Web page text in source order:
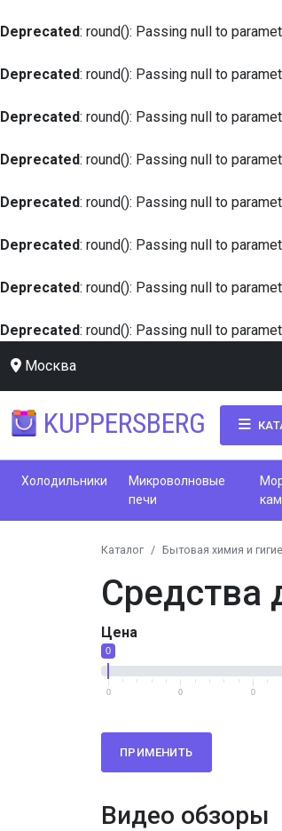
Deprecated: round(): Passing null to
Deprecated: round(): Passing null to
Deprecated: round(): Passing null to
Deprecated: round(): Passing null to
Deprecated: round(): Passing null to
Deprecated: round(): Passing null to
Deprecated: round(): Passing null to
Deprecated: round(): Passing null to
Москва
KUPPERSBERG
Холодильники
Микроволновые
печи
Каталог Бытовая химия и
Средства
Цена
0
0 0 0
ПРИМЕНИТЬ
Видео обзоры